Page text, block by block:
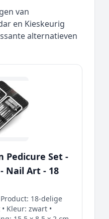
van
en Kieskeurig
alternatieven
Pedicure Set -
Nail Art - 18
18-delige
Kleur: zwart •